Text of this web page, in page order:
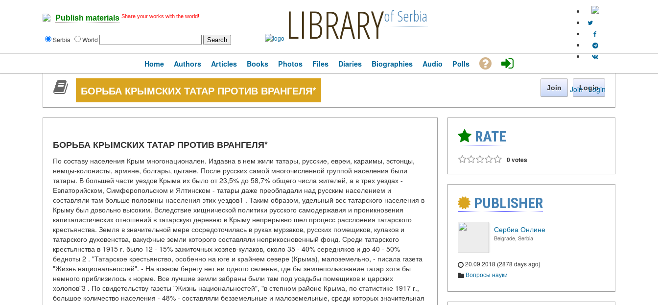
Publish materials Share your works with the world!
Serbia World LIBRARYof Serbia
Join · Login
Home Authors Articles Books Photos Files Diaries Biographies Audio Polls
БОРЬБА КРЫМСКИХ ТАТАР ПРОТИВ ВРАНГЕЛЯ* Join Login
БОРЬБА КРЫМСКИХ ТАТАР ПРОТИВ ВРАНГЕЛЯ*
По составу населения Крым многонационален. Издавна в нем жили татары, русские, евреи, караимы, эстонцы,
немцы-колонисты, армяне, болгары, цыгане. После русских самой многочисленной группой населения были
татары. В большей части уездов Крыма их было от 23,5% до 58,7% общего числа жителей, а в трех уездах -
Евпаторийском, Симферопольском и Ялтинском - татары даже преобладали над русским населением и
составляли там больше половины населения этих уездов1 . Таким образом, удельный вес татарского населения в
Крыму был довольно высоким. Вследствие хищнической политики русского самодержавия и проникновения
капиталистических отношений в татарскую деревню в Крыму непрерывно шел процесс расслоения татарского
крестьянства. Земля в значительной мере сосредоточилась в руках мурзаков, русских помещиков, кулаков и
татарского духовенства, вакуфные земли которого составляли неприкосновенный фонд. Среди татарского
крестьянства в 1915 г. было 12 - 15% зажиточных хозяев-кулаков, около 35 - 40% середняков и до 40 - 50%
бедноты 2 . "Татарское крестьянство, особенно на юге и крайнем севере (Крыма), малоземельно, - писала газета
"Жизнь национальностей". - На южном берегу нет ни одного селенья, где бы землепользование татар хотя бы
немного приблизилось к норме. Все лучшие земли забраны были там под усадьбы помещиков и царских
холопов"3 . По свидетельству газеты "Жизнь национальностей", "в степном районе Крыма, по статистике 1917 г.,
большое количество населения - 48% - составляли безземельные и малоземельные, среди которых значительная
RATE
0 votes
PUBLISHER
Сербиа Онлине
Belgrade, Serbia
20.09.2018 (2878 days ago)
Вопросы науки